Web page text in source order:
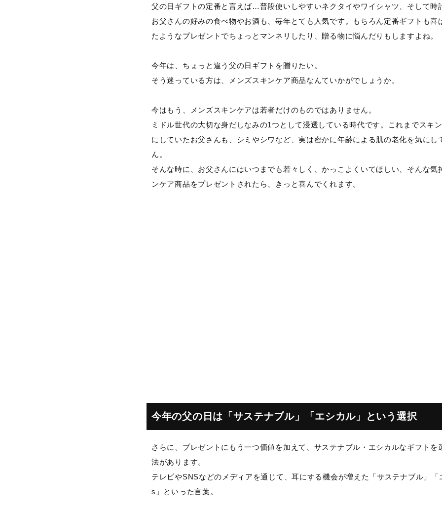
父の日ギフトの定番と言えば…普段使いしやすいネクタイやワイシャツ、そして時
お父さんの好みの食べ物やお酒も、毎年とても人気です。もちろん定番ギフトも喜
たようなプレゼントでちょっとマンネリしたり、贈る物に悩んだりもしますよね。
今年は、ちょっと違う父の日ギフトを贈りたい。
そう迷っている方は、メンズスキンケア商品なんていかがでしょうか。
今はもう、メンズスキンケアは若者だけのものではありません。
ミドル世代の大切な身だしなみの1つとして浸透している時代です。これまでスキ
にしていたお父さんも、シミやシワなど、実は密かに年齢による肌の老化を気にし
ん。
そんな時に、お父さんにはいつまでも若々しく、かっこよくいてほしい、そんな気
ンケア商品をプレゼントされたら、きっと喜んでくれます。
今年の父の日は「サステナブル」「エシカル」という選択
さらに、プレゼントにもう一つ価値を加えて、サステナブル・エシカルなギフトを
法があります。
テレビやSNSなどのメディアを通じて、耳にする機会が増えた「サステナブル」「
s」といった言葉。